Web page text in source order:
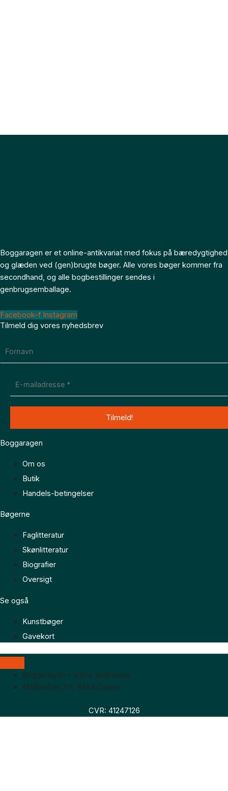
Boggaragen er et online-antikvariat med fokus på bæredygtighed
og glæden ved (gen)brugte bøger. Alle vores bøger kommer fra
secondhand, og alle bogbestillinger sendes i
genbrugsemballage.
Facebook-f Instagram
Tilmeld dig vores nyhedsbrev
Boggaragen
Om os
Butik
Handels-betingelser
Bøgerne
Faglitteratur
Skønlitteratur
Biografier
Oversigt
Se også
Kunstbøger
Gavekort
Boggaragen – online antikvariat
Marktoften 7H, 8464 Galten
CVR: 41247126